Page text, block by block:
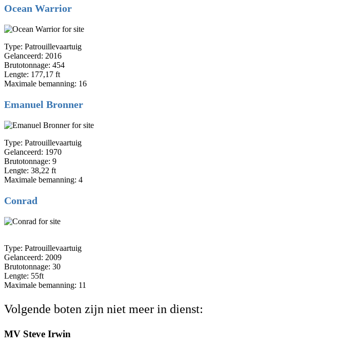
Ocean Warrior
Type: Patrouillevaartuig
Gelanceerd: 2016
Brutotonnage: 454
Lengte: 177,17 ft
Maximale bemanning: 16
Emanuel Bronner
Type: Patrouillevaartuig
Gelanceerd: 1970
Brutotonnage: 9
Lengte: 38,22 ft
Maximale bemanning: 4
Conrad
Type: Patrouillevaartuig
Gelanceerd: 2009
Brutotonnage: 30
Lengte: 55ft
Maximale bemanning: 11
Volgende boten zijn niet meer in dienst:
MV Steve Irwin